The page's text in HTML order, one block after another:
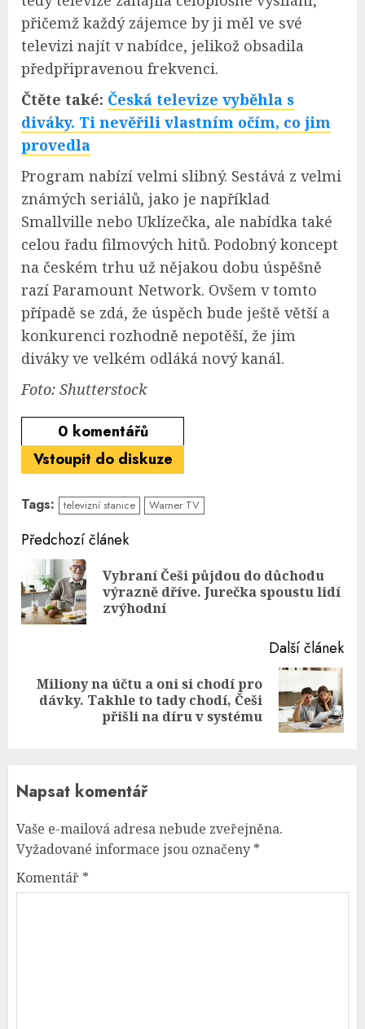
přičemž každý zájemce by ji měl ve své
televizi najít v nabídce, jelikož obsadila
předpřipravenou frekvenci.
Čtěte také: Česká televize vyběhla s
diváky. Ti nevěřili vlastním očím, co jim
provedla
Program nabízí velmi slibný. Sestává z velmi
známých seriálů, jako je například
Smallville nebo Uklízečka, ale nabídka také
celou řadu filmových hitů. Podobný koncept
na českém trhu už nějakou dobu úspěšně
razí Paramount Network. Ovšem v tomto
případě se zdá, že úspěch bude ještě větší a
konkurenci rozhodně nepotěší, že jim
diváky ve velkém odláká nový kanál.
Foto: Shutterstock
0 komentářů
Vstoupit do diskuze
Tags: televizní stanice Warner TV
Continue
Reading
Předchozí článek
Vybraní Češi půjdou do důchodu
výrazně dříve. Jurečka spoustu lidí
zvýhodní
Další článek
Next
Miliony na účtu a oni si chodí pro
dávky. Takhle to tady chodí, Češi
přišli na díru v systému
Napsat komentář
Vaše e-mailová adresa nebude zveřejněna.
Vyžadované informace jsou označeny *
Komentář *